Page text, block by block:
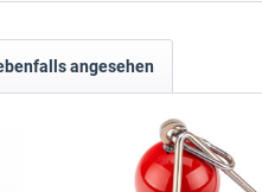
angesehen